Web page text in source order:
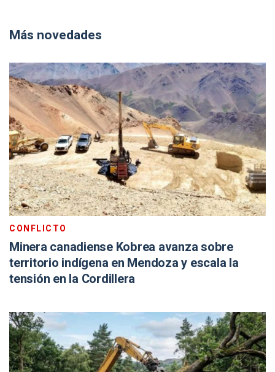
Más novedades
CONFLICTO
Minera canadiense Kobrea avanza sobre
territorio indígena en Mendoza y escala la
tensión en la Cordillera